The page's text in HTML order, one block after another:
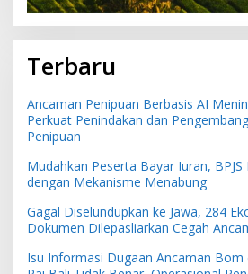
Terbaru
Ancaman Penipuan Berbasis AI
Perkuat Penindakan dan
Penipuan
Mudahkan Peserta Bayar Iuran, BPJS
dengan Mekanisme Menabung
Gagal Diselundupkan ke Jawa, 284
Dokumen Dilepasliarkan Cegah
Isu Informasi Dugaan Ancaman Bom